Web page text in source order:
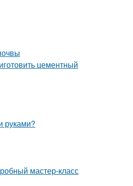
цементный
руками?
мастер-класс